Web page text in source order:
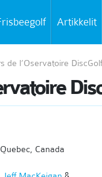
Artikkelit
de l’Oservatoire
Canada